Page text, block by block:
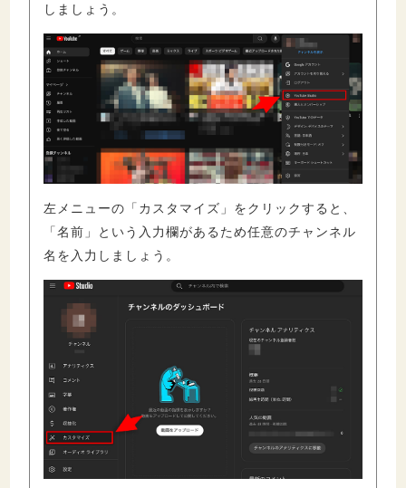
しましょう。
左メニューの「カスタマイズ」をクリックすると、
「名前」という入力欄があるため任意のチャンネル
名を入力しましょう。